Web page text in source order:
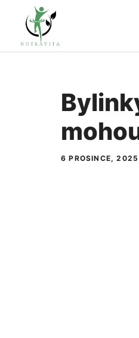
Přeskočit
obsah
6 PROSINCE, 2025